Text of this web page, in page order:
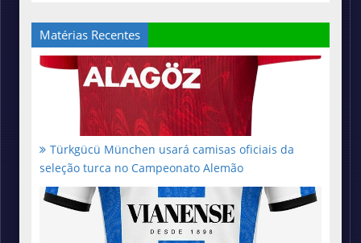
Matérias Recentes
Türkgücü München usará camisas oficiais da
seleção turca no Campeonato Alemão